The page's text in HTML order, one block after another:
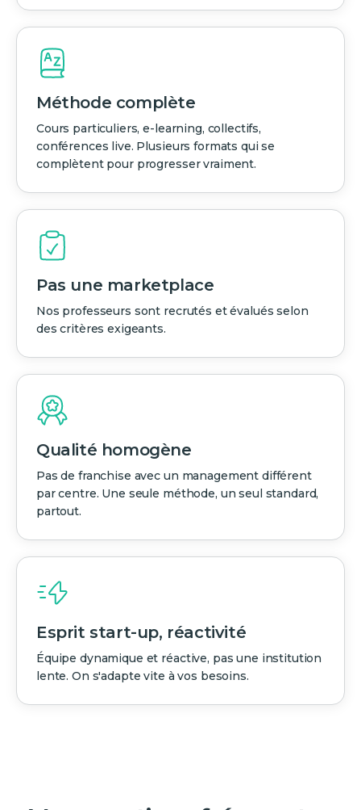
Méthode complète
Cours particuliers, e-learning, collectifs,
conférences live. Plusieurs formats qui se
complètent pour progresser vraiment.
Pas une marketplace
Nos professeurs sont recrutés et évalués selon
des critères exigeants.
Qualité homogène
Pas de franchise avec un management différent
par centre. Une seule méthode, un seul standard,
partout.
Esprit start-up, réactivité
Équipe dynamique et réactive, pas une institution
lente. On s'adapte vite à vos besoins.